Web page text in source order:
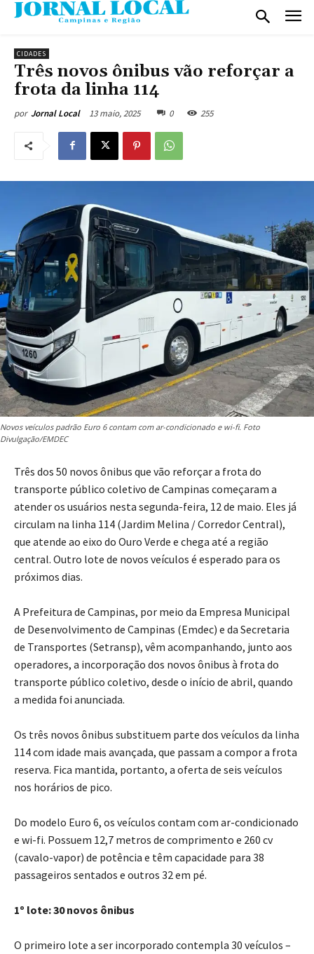
CIDADES
Três novos ônibus vão reforçar a
frota da linha 114
por Jornal Local 13 maio, 2025 0 255
Novos veículos padrão Euro 6 contam com ar-condicionado e wi-fi. Foto
Divulgação/EMDEC
Três dos 50 novos ônibus que vão reforçar a frota do
transporte público coletivo de Campinas começaram a
atender os usuários nesta segunda-feira, 12 de maio. Eles já
circulam na linha 114 (Jardim Melina / Corredor Central),
que atende ao eixo do Ouro Verde e chega até a região
central. Outro lote de novos veículos é esperado para os
próximos dias.
A Prefeitura de Campinas, por meio da Empresa Municipal
de Desenvolvimento de Campinas (Emdec) e da Secretaria
de Transportes (Setransp), vêm acompanhando, junto aos
operadores, a incorporação dos novos ônibus à frota do
transporte público coletivo, desde o início de abril, quando
a medida foi anunciada.
Os três novos ônibus substituem parte dos veículos da linha
114 com idade mais avançada, que passam a compor a frota
reserva. Fica mantida, portanto, a oferta de seis veículos
nos horários de pico.
Do modelo Euro 6, os veículos contam com ar-condicionado
e wi-fi. Possuem 12,7 metros de comprimento e 260 cv
(cavalo-vapor) de potência e têm capacidade para 38
passageiros sentados e outros 32 em pé.
1º lote: 30 novos ônibus
O primeiro lote a ser incorporado contempla 30 veículos –